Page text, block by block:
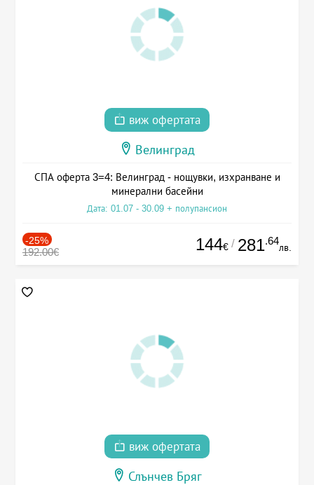
виж офертата
Велинград
СПА оферта 3=4: Велинград - нощувки, изхранване и
минерални басейни
Дата: 01.07 - 30.09 + полупансион
-25%
192.00€ 144€ / 281.64
лв.
виж офертата
Слънчев Бряг